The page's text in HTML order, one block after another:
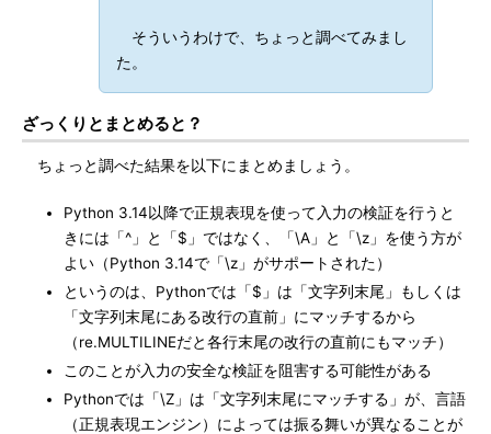
そういうわけで、ちょっと調べてみまし
た。
ざっくりとまとめると？
ちょっと調べた結果を以下にまとめましょう。
Python 3.14以降で正規表現を使って入力の検証を行うと
きには「^」と「$」ではなく、「\A」と「\z」を使う方が
よい（Python 3.14で「\z」がサポートされた）
というのは、Pythonでは「$」は「文字列末尾」もしくは
「文字列末尾にある改行の直前」にマッチするから
（re.MULTILINEだと各行末尾の改行の直前にもマッチ）
このことが入力の安全な検証を阻害する可能性がある
Pythonでは「\Z」は「文字列末尾にマッチする」が、言語
（正規表現エンジン）によっては振る舞いが異なることが